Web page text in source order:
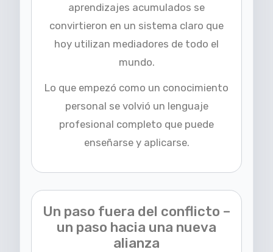
aprendizajes acumulados se
convirtieron en un sistema claro que
hoy utilizan mediadores de todo el
mundo.
Lo que empezó como un conocimiento
personal se volvió un lenguaje
profesional completo que puede
enseñarse y aplicarse.
Un paso fuera del conflicto –
un paso hacia una nueva
alianza